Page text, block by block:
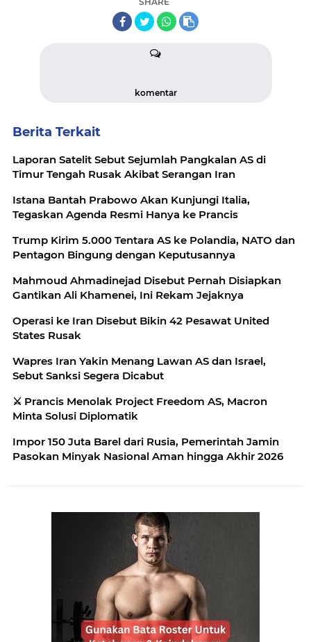
komentar
Berita Terkait
Laporan Satelit Sebut Sejumlah Pangkalan AS di
Timur Tengah Rusak Akibat Serangan Iran
Istana Bantah Prabowo Akan Kunjungi Italia,
Tegaskan Agenda Resmi Hanya ke Prancis
Trump Kirim 5.000 Tentara AS ke Polandia, NATO dan
Pentagon Bingung dengan Keputusannya
Mahmoud Ahmadinejad Disebut Pernah Disiapkan
Gantikan Ali Khamenei, Ini Rekam Jejaknya
Operasi ke Iran Disebut Bikin 42 Pesawat United
States Rusak
Wapres Iran Yakin Menang Lawan AS dan Israel,
Sebut Sanksi Segera Dicabut
⚔️ Prancis Menolak Project Freedom AS, Macron
Minta Solusi Diplomatik
Impor 150 Juta Barel dari Rusia, Pemerintah Jamin
Pasokan Minyak Nasional Aman hingga Akhir 2026